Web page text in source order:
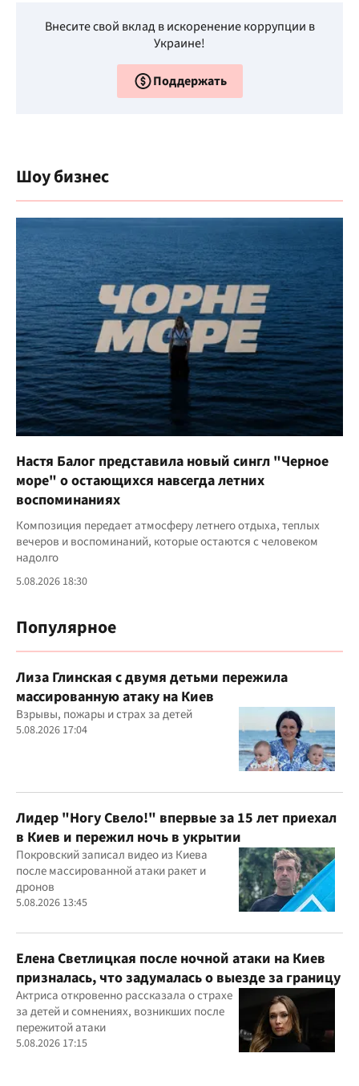
Внесите свой вклад в искоренение коррупции в
Украине!
Поддержать
Шоу бизнес
Настя Балог представила новый сингл "Черное
море" о остающихся навсегда летних
воспоминаниях
Композиция передает атмосферу летнего отдыха, теплых
вечеров и воспоминаний, которые остаются с человеком
надолго
5.08.2026 18:30
Популярное
Лиза Глинская с двумя детьми пережила
массированную атаку на Киев
Взрывы, пожары и страх за детей
5.08.2026 17:04
Лидер "Ногу Свело!" впервые за 15 лет приехал
в Киев и пережил ночь в укрытии
Покровский записал видео из Киева
после массированной атаки ракет и
дронов
5.08.2026 13:45
Елена Светлицкая после ночной атаки на Киев
призналась, что задумалась о выезде за границу
Актриса откровенно рассказала о страхе
за детей и сомнениях, возникших после
пережитой атаки
5.08.2026 17:15